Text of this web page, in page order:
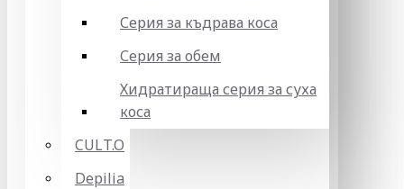
Серия за къдрава коса
Серия за обем
Хидратираща серия за суха
коса
CULT.O
Depilia